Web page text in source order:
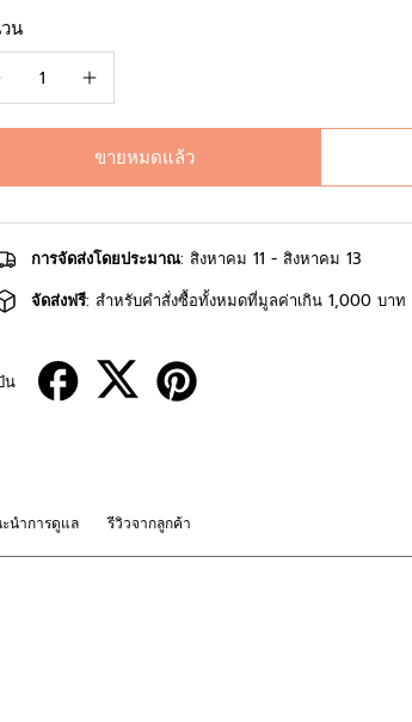
น
ขายหมดแล้ว
การจัดส่งโดยประมาณ: สิงหาคม 11 - สิงหาคม 13
จัดส่งฟรี: สำหรับคำสั่งซื้อทั้งหมดที่มูลค่าเกิน 1,000 บาท
น
นำการดูแล รีวิวจากลูกค้า